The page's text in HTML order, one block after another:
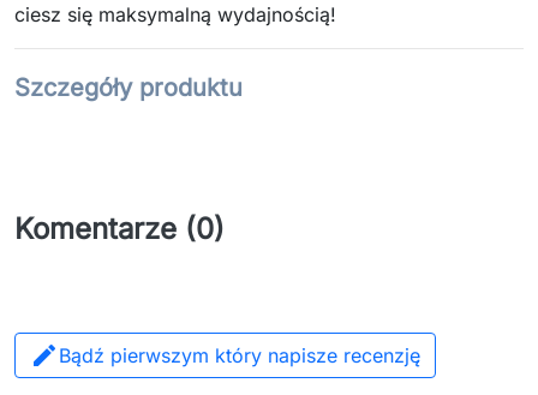
ciesz się maksymalną wydajnością!
Szczegóły produktu
Komentarze (0)
 Bądź pierwszym który napisze recenzję